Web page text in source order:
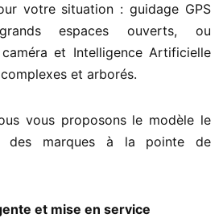
votre situation : guidage GPS
espaces ouverts, ou
et Intelligence Artificielle
et arborés.
vous proposons le modèle le
des marques à la pointe de
et mise en service